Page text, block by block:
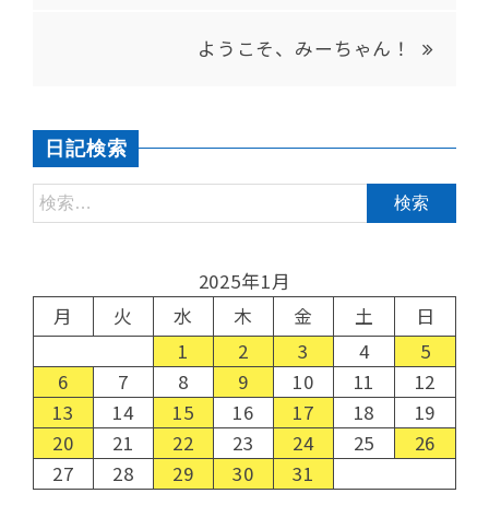
ようこそ、みーちゃん！
日記検索
2025年1月
月
火 水 木 金 土
日
1
2 3 4
5
6
7 8 9 10 11
12
13
14 15 16 17 18
19
20
21 22 23 24 25
26
27
28 29 30 31